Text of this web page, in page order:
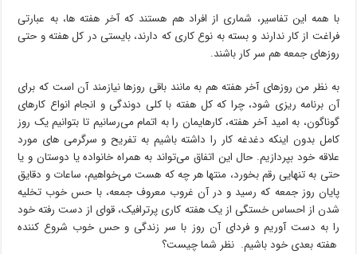
با همه این تفاسیر، شماری از افراد هم هستند که آخر هفته ها، به عبارتی
فراغت از کار ندارند و بسته به نوع کاری که دارند، بایستی در کل هفته و حتی
روزهای جمعه هم سر کار باشند.
به نظر من روزهای آخر هفته هم به مانند باقی روزها نیازمند آن است که برای
آن برنامه ریزی شود، چرا که کل هفته با کلی دوندگی و انجام انواع کارهای
گوناگون، به امید آخر هفته، کارهایمان را به اتمام می‌رسانیم تا بتوانیم یک روز
کامل بدون اینکه دغدغه کار را داشته باشیم به تفریح و سرگرمی های مورد
علاقه خود بپردازیم. حال این اتفاق می‌تواند به همراه خانواده یا دوستان و یا
حتی به تنهایی رقم بخورد، منتها هر چه که هست می‌خواهیم، ساعات و دقایق
پایان روز جمعه که رسید و در آن غروب معروف جمعه، با حس خوب تخلیه
شدن از احساس خستگی از یک هفته کاری پرترافیک، قوای از دست رفته خود
را به دست آوریم و فردای آن روز با سر زندگی و حس خوب شروع کننده
هفته بعدی خود باشیم. نظر شما چیست؟